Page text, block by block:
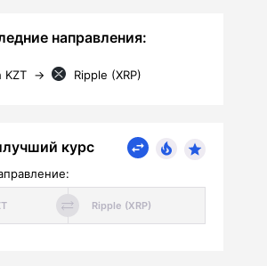
направления:
KZT → Ripple (XRP)
курс